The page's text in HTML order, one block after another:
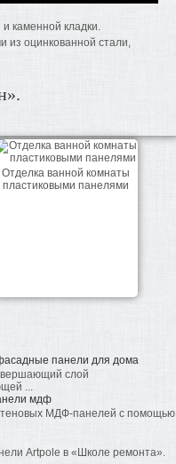
каменной кладки.
из оцинкованной стали,
Отделка ванной комнаты
пластиковыми панелями
панели для дома
слой
...
мдф
МДФ-панелей с помощью
Artpole в «Школе ремонта».